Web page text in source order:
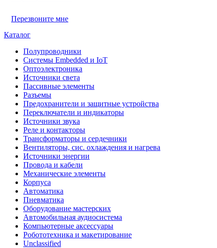
Перезвоните мне
Каталог
Полупроводники
Системы Embedded и IoT
Oптоэлектроника
Источники света
Пассивные элементы
Разъeмы
Предохранители и защитные устройства
Переключатели и индикаторы
Источники звука
Реле и контакторы
Трансформаторы и сердечники
Вентиляторы, сис. охлаждения и нагрева
Источники энергии
Провода и кабели
Механические элементы
Корпуса
Автоматика
Пневматика
Оборудование мастерских
Автомобильная аудиосистема
Компьютерные аксессуары
Робототехника и макетирование
Unclassified